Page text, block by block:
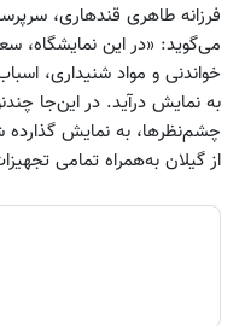
فرزانه طاهری قندهاری،
می‌گوید: «در این
خواندنی و مواد شنیداری،
به نمایش درآید. در این‌جا
چشم‌نظرها، به نمایش گذارده
از گیلان به‌همراه تمامی